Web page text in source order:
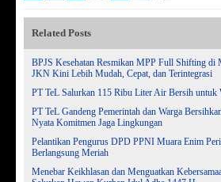
Related Posts
BPJS Kesehatan Resmikan MPP Full Shifting di
JKN Kini Lebih Mudah, Cepat, dan Terintegrasi
PT TeL Salurkan 115 Ribu Liter Air Bersih untuk
PT TeL Gandeng Pemerintah dan Warga
Nyata Komitmen Jaga Lingkungan
Pelantikan Pengurus DPD PPNI Muara Enim
Berlangsung Meriah
Menebar Keikhlasan dan Menguatkan